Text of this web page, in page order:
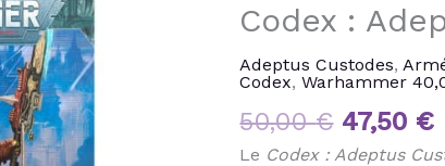
Codex :
Adeptus Custodes,
Codex,Warhammer
50,00€
était :
50,00 €.
47,50 €
Le Codex : Adeptus
:
Custodes